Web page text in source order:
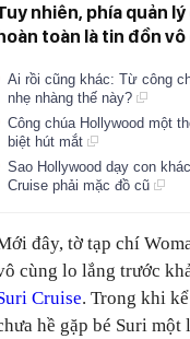
nhiên, phía quản
toàn là tin đồn vô
Ai rồi cũng khác: Từ công
nhẹ nhàng thế này?
Công chúa Hollywood một
biệt hút mắt
Sao Hollywood dạy con
Cruise phải mặc đồ cũ
đây, tờ tạp chí
cùng lo lắng trước
Cruise. Trong khi
hề gặp bé Suri